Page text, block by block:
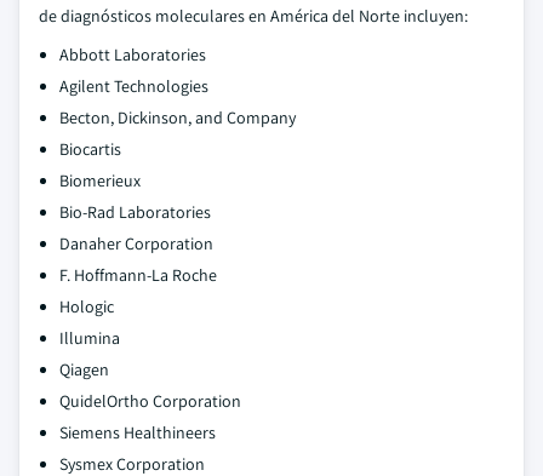
de diagnósticos moleculares en América del Norte incluyen:
Abbott Laboratories
Agilent Technologies
Becton, Dickinson, and Company
Biocartis
Biomerieux
Bio-Rad Laboratories
Danaher Corporation
F. Hoffmann-La Roche
Hologic
Illumina
Qiagen
QuidelOrtho Corporation
Siemens Healthineers
Sysmex Corporation